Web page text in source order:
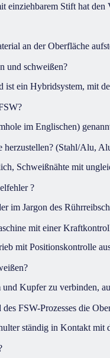
einziehbarem Stift hat
an der Oberfläche
und schweißen?
ein Hybridsystem, mit
im Englischen)
herzustellen? (Stahl/Alu,
Schweißnähte mit
?
im Jargon des
mit einer
mit Positionskontrolle
Kupfer zu verbinden,
FSW-Prozesses die
ständig in Kontakt